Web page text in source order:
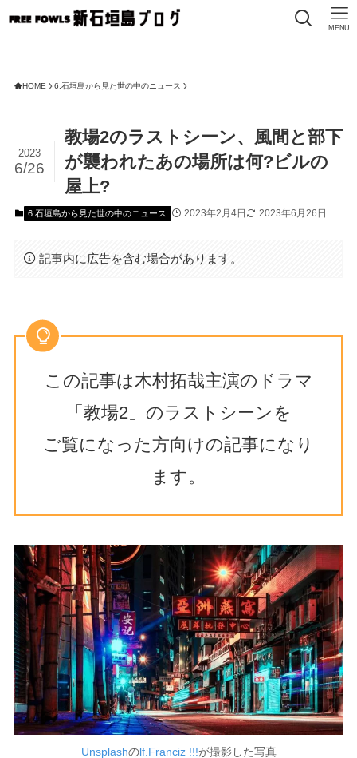
MENU
HOME 6.石垣島から見た世の中のニュース
教場2のラストシーン、風間と部下
が襲われたあの場所は何?ビルの
屋上?
2023
6/26
6.石垣島から見た世の中のニュース 2023年2月4日 2023年6月26日
記事内に広告を含む場合があります。
この記事は木村拓哉主演のドラマ
「教場2」のラストシーンを
ご覧になった方向けの記事になり
ます。
Unsplashのlf.Franciz !!!が撮影した写真